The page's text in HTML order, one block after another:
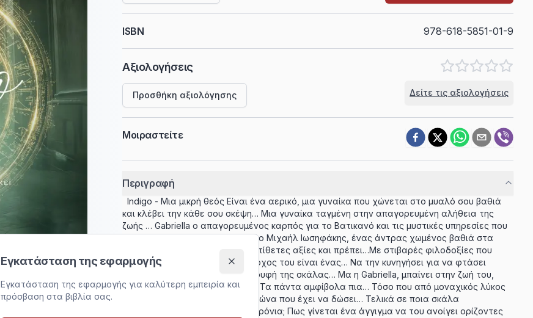
ISBN 978-618-5851-01-9
Αξιολογήσεις
Προσθήκη αξιολόγησης Δείτε τις αξιολογήσεις
Μοιραστείτε
Περιγραφή
Indigo - Μια μικρή θεός Είναι ένα αερικό, μια γυναίκα που χώνεται στο μυαλό σου βαθιά
και κλέβει την κάθε σου σκέψη… Μια γυναίκα ταγμένη στην απαγορευμένη αλήθεια της
ζωής … Gabriella ο απαγορευμένος καρπός για το Βατικανό και τις μυστικές υπηρεσίες που
την κυνηγάνε χρόνια Κι εκείνος ο Μιχαήλ Ιωσηφάκης, ένας άντρας χωμένος βαθιά στα
παρακρατικά του κόσμου, με αντίθετες αξίες και πρέπει…Με στιβαρές φιλοδοξίες που
δεν χωράνε αμφισβήτηση. Ο στόχος του είναι ένας… Να την κυνηγήσει για να φτάσει
επιτέλους… Να φτάσει στην κορυφή της σκάλας… Μα η Gabriella, μπαίνει στην ζωή του,
τον αγγίζει κι όλα καταρρέουν.. Τα πάντα αμφίβολα πια… Τόσο που από μοναχικός λύκος
γίνεται προστάτης της, στον αγώνα που έχει να δώσει… Τελικά σε ποια σκάλα
προσπαθούσε να ανέβει τόσα χρόνια; Πως γίνεται ένα άγγιγμα να του ανοίγει ορίζοντες
Εγκατάσταση της εφαρμογής
Εγκατάσταση της εφαρμογής για καλύτερη εμπειρία και
πρόσβαση στα βιβλία σας.